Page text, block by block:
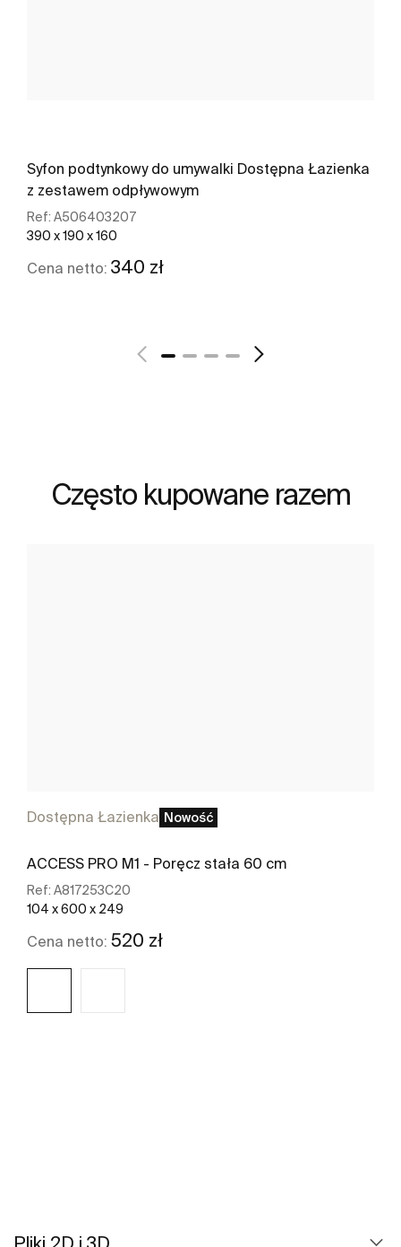
Syfon podtynkowy do umywalki Dostępna Łazienka
z zestawem odpływowym
Ref: A506403207
390 x 190 x 160
Cena netto: 340 zł
Często kupowane razem
Dostępna Łazienka Nowość
ACCESS PRO M1 - Poręcz stała 60 cm
Ref: A817253C20
104 x 600 x 249
Cena netto: 520 zł